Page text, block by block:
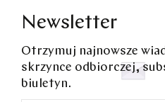
Newsletter
Otrzymuj najnowsze
skrzynce odbiorczej,
biuletyn.